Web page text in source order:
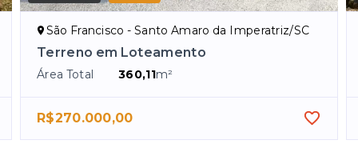
São Francisco - Santo Amaro da Imperatriz/SC
Terreno em Loteamento
Área Total 360,11m²
R$270.000,00